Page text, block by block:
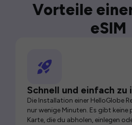
Vorteile
eSIM
Schnell und einfach zu
Die Installation einer HelloGlobe
nur wenige Minuten. Es gibt keine
Karte, die du abholen, einlegen